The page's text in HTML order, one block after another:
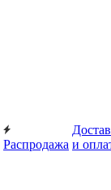
Распродажа и